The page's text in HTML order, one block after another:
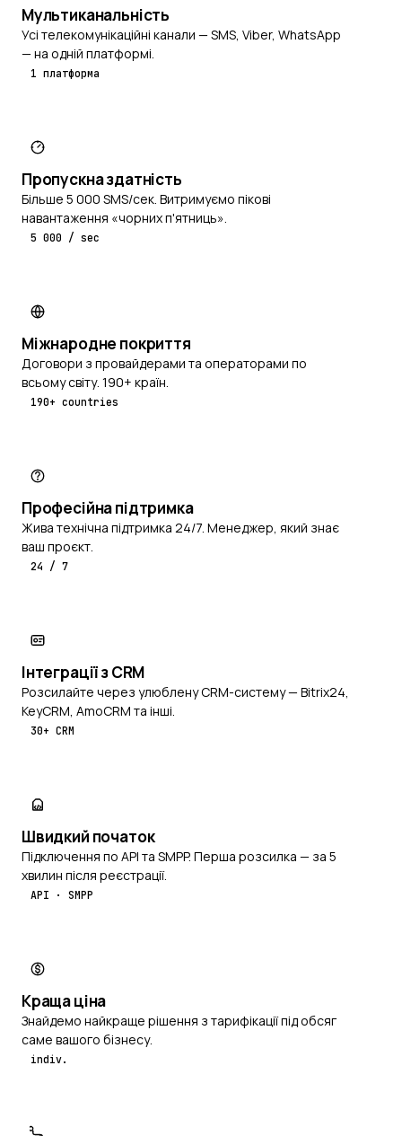
Мультиканальність
Усі телекомунікаційні канали — SMS, Viber, WhatsApp
— на одній платформі.
1 платформа
Пропускна здатність
Більше 5 000 SMS/сек. Витримуємо пікові
навантаження «чорних п'ятниць».
5 000 / sec
Міжнародне покриття
Договори з провайдерами та операторами по
всьому світу. 190+ країн.
190+ countries
Професійна підтримка
Жива технічна підтримка 24/7. Менеджер, який знає
ваш проєкт.
24 / 7
Інтеграції з CRM
Розсилайте через улюблену CRM-систему — Bitrix24,
KeyCRM, AmoCRM та інші.
30+ CRM
Швидкий початок
Підключення по API та SMPP. Перша розсилка — за 5
хвилин після реєстрації.
API · SMPP
Краща ціна
Знайдемо найкраще рішення з тарифікації під обсяг
саме вашого бізнесу.
indiv.